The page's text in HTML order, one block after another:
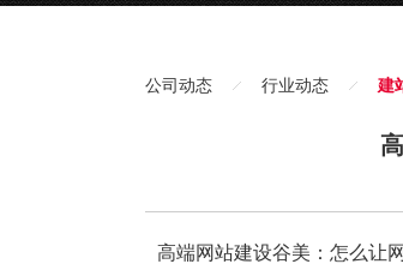
公司动态 行业动态 建
高端网站建设谷美：怎么让